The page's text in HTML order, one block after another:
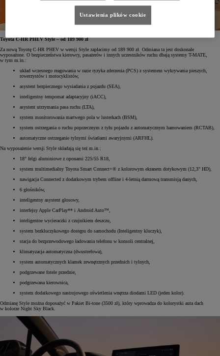
Toyota C-HR PHEV Style – od 189 900 zł
Za nową Toyotę C-HR PHEV w wersji Style zapłacimy od 189 900 zł. Odmiana ta jest doskonale
wyposażone. O bezpieczeństwa kierowcy, pasażerów i innych uczestników ruchu dbają systemy T-MATE,
w tym m.in.:
układ wczesnego reagowania w razie ryzyka zderzenia (PCS) z systemem wykrywania pieszych,
rowerzystów i motocyklistów,
asystent bezpiecznego wysiadania z pojazdu (SEA),
inteligentny tempomat adaptacyjny (iACC),
asystent utrzymania pasa ruchu (LTA),
system monitorowania martwego pola w lusterkach (BSM),
system ostrzegania o ruchu poprzecznym z tyłu pojazdu z automatycznym hamowaniem (RCTAB),
automatyczne ostrzeganie tylnymi światłami awaryjnymi (ARFHL).
Na wyposażenie wersji Style składają się też m.in.:
18" felgi aluminiowe z oponami 225/55 R18,
system multimedialny Toyota Smart Connect+® z kolorowym ekranem dotykowym (12,3" HD),
nawigacja Connected z dodatkowym trybem offline i 4-letnią darmową transmisją danych,
6 głośników,
inteligentny asystent głosowy,
interfejsy Apple CarPlay** i Android Auto™,
inteligentne wycieraczki z czujnikiem deszczu,
system bezkluczykowego dostępu do samochodu (Inteligentny kluczyk),
stacja do bezprzewodowego ładowania telefonu w konsoli centralnej,
klimatyzacja automatyczna (dwustrefowa),
system automatycznych klamek zewnętrznych przednich i tylnych,
podgrzewane fotele przednie,
podgrzewana kierownica,
system dodatkowego nastrojowego oświetlenia wnętrza diodami LED (jeden kolor).
Odmianę Style można doposażyć w Pakiet Bi-tone (3500 zł), który wprowadza do kolorystki auta dach
w kolorze Night Sky Black.
Ustawienia plików cookie